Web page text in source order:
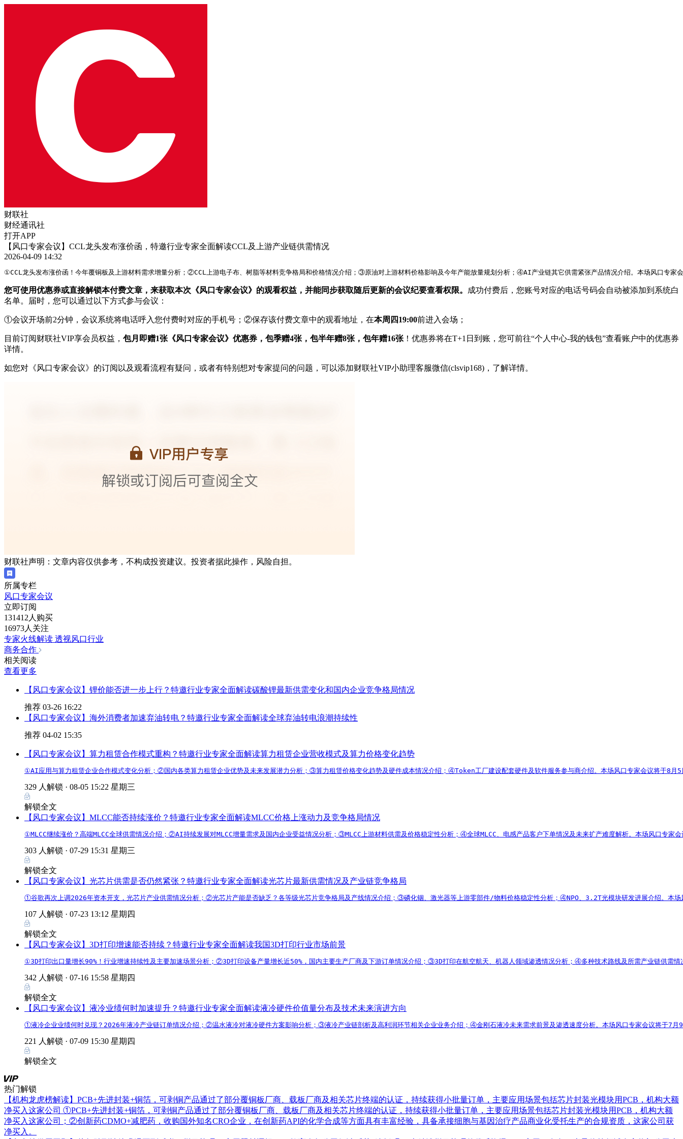
财联社
财经通讯社
打开APP
【风口专家会议】CCL龙头发布涨价函，特邀行业专家全面解读CCL及上游产业链供需情况
2026-04-09 14:32
①CCL龙头发布涨价函！今年覆铜板及上游材料需求增量分析；②CCL上游电子布、树脂等材料竞争格局和价格情况介绍；③原油对上游材料价格影响及今年产能放量规划分析；④AI产业链其它供需紧张产品情况介绍。本场风口专
您可使用优惠券或直接解锁本付费文章，来获取本次《风口专家会议》的观看权益，并能同步获取随后更新的会议纪要查看权限。
成功付费后，您账号对应的电话号码会自动被添加到系统白
名单。届时，您可以通过以下方式参与会议：
①会议开场前2分钟，会议系统将电话呼入您付费时对应的手机号；②保存该付费文章中的观看地址，在本周四19:00前进入会场；
目前订阅财联社VIP享会员权益， 包月即赠1张《风口专家会议》优惠券，包季赠4张，包半年赠8张，包年赠16张 ！优惠券将在T+1日到账，您可前往“个人中心-我的钱包”查看账户中的优惠券
详情。
如您对《风口专家会议》的订阅以及观看流程有疑问，或者有特别想对专家提问的问题，可以添加财联社VIP小助理客服微信(clsvip168)，了解详情。
财联社声明：文章内容仅供参考，不构成投资建议。投资者据此操作，风险自担。
所属专栏
风口专家会议
立即订阅
131412人购买
16973人关注
专家火线解读 透视风口行业
商务合作
相关阅读
查看更多
【风口专家会议】锂价能否进一步上行？特邀行业专家全面解读碳酸锂最新供需变化和国内企业竞争格局情况
推荐 03-26 16:22
【风口专家会议】海外消费者加速弃油转电？特邀行业专家全面解读全球弃油转电浪潮持续性
推荐 04-02 15:35
【风口专家会议】算力租赁合作模式重构？特邀行业专家全面解读算力租赁企业营收模式及算力价格变化趋势
①AI应用与算力租赁企业合作模式变化分析；②国内各类算力租赁企业优势及未来发展潜力分析；③算力租赁价格变化趋势及硬件成本情况介绍；④Token工厂建设配套硬件及软件服务参与商介绍。本场风口专家会议将于8
329 人解锁 · 08-05 15:22 星期三
解锁全文
【风口专家会议】MLCC能否持续涨价？特邀行业专家全面解读MLCC价格上涨动力及竞争格局情况
①MLCC继续涨价？高端MLCC全球供需情况介绍；②AI持续发展对MLCC增量需求及国内企业受益情况分析；③MLCC上游材料供需及价格稳定性分析；④全球MLCC、电感产品客户下单情况及未来扩产难度解析。本场风口专
303 人解锁 · 07-29 15:31 星期三
解锁全文
【风口专家会议】光芯片供需是否仍然紧张？特邀行业专家全面解读光芯片最新供需情况及产业链竞争格局
①谷歌再次上调2026年资本开支，光芯片产业供需情况分析；②光芯片产能是否缺乏？各等级光芯片竞争格局及产线情况介绍；③磷化铟、激光器等上游零部件/物料价格稳定性分析；④NPO、3.2T光模块研发进展介绍。本
107 人解锁 · 07-23 13:12 星期四
解锁全文
【风口专家会议】3D打印增速能否持续？特邀行业专家全面解读我国3D打印行业市场前景
①3D打印出口量增长90%！行业增速持续性及主要加速场景分析；②3D打印设备产量增长近50%，国内主要生产厂商及下游订单情况介绍；③3D打印在航空航天、机器人领域渗透情况分析；④多种技术路线及所需产业链供
342 人解锁 · 07-16 15:58 星期四
解锁全文
【风口专家会议】液冷业绩何时加速提升？特邀行业专家全面解读液冷硬件价值量分布及技术未来演进方向
①液冷企业业绩何时兑现？2026年液冷产业链订单情况介绍；②温水液冷对液冷硬件方案影响分析；③液冷产业链剖析及高利润环节相关企业业务介绍；④金刚石液冷未来需求前景及渗透速度分析。本场风口专家会议将于7
221 人解锁 · 07-09 15:30 星期四
解锁全文
热门解锁
【机构龙虎榜解读】PCB+先进封装+铜箔，可剥铜产品通过了部分覆铜板厂商、载板厂商及相关芯片终端的认证，持续获得小批量订单，主要应用场景包括芯片封装光模块用PCB，机构大额
净买入这家公司 ①PCB+先进封装+铜箔，可剥铜产品通过了部分覆铜板厂商、载板厂商及相关芯片终端的认证，持续获得小批量订单，主要应用场景包括芯片封装光模块用PCB，机构大额
净买入这家公司；②创新药CDMO+减肥药，收购国外知名CRO企业，在创新药API的化学合成等方面具有丰富经验，具备承接细胞与基因治疗产品商业化受托生产的合规资质，这家公司获
净买入。